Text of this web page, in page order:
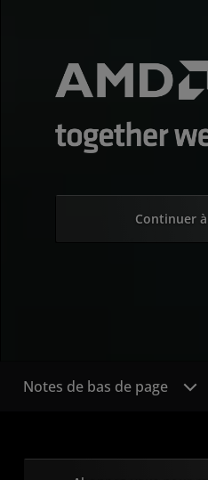
Continuer
Notes de bas de page